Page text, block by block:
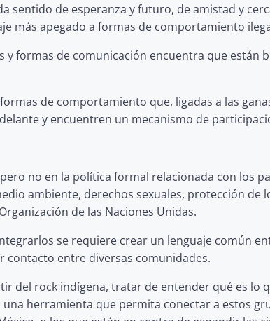
de esperanza y futuro, de amistad y
más apegado a formas de comportamiento
y formas de comunicación encuentra que están
de comportamiento que, ligadas a las
y encuentren un mecanismo de
no en la política formal relacionada con los
ambiente, derechos sexuales, protección de
de las Naciones Unidas.
se requiere crear un lenguaje común
contacto entre diversas comunidades.
del rock indígena, tratar de entender qué es lo
herramienta que permita conectar a estos